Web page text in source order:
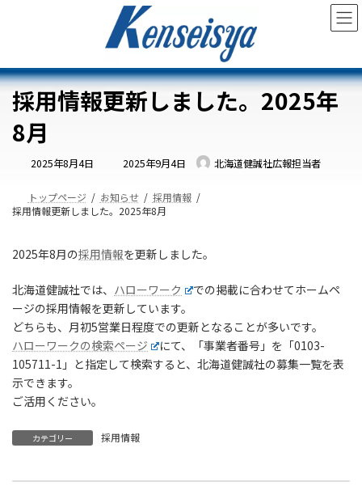
ツ
へ
シ
ョ採用情報更新しました。2025年
8月
2025年8月4日 最
終
日
時
:
2025年9月4日 北海道健誠社広報担当者
トップページ お知らせ
採用情報
採用情報更新しました。2025年8月
2025年8月の採用情報を更新しました。
北海道健誠社では、 ハローワーク
での掲載に合わせてホームペ
ージの採用情報を更新しています。
どちらも、月初5営業日程度での更新となることが多いです。
ハローワークの検索ページ
にて、「事業者番号」を「0103-
105711-1」と指定して検索すると、北海道健誠社の募集一覧を表
示できます。
ご活用ください。
カテゴリー 採用情報
社長コラム「65.ベンチャーを成功させる４つの原則（後編）」を公開しました